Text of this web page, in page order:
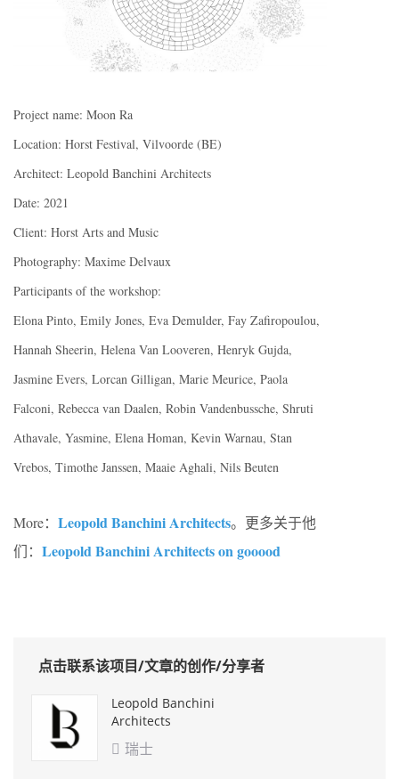
Project name: Moon Ra
Location: Horst Festival, Vilvoorde (BE)
Architect: Leopold Banchini Architects
Date: 2021
Client: Horst Arts and Music
Photography: Maxime Delvaux
Participants of the workshop:
Elona Pinto, Emily Jones, Eva Demulder, Fay Zafiropoulou,
Hannah Sheerin, Helena Van Looveren, Henryk Gujda,
Jasmine Evers, Lorcan Gilligan, Marie Meurice, Paola
Falconi, Rebecca van Daalen, Robin Vandenbussche, Shruti
Athavale, Yasmine, Elena Homan, Kevin Warnau, Stan
Vrebos, Timothe Janssen, Maaie Aghali, Nils Beuten
More： Leopold Banchini Architects。更多关于他
们： Leopold Banchini Architects on gooood
点击联系该项目/文章的创作/分享者
Leopold Banchini
Architects
 瑞士